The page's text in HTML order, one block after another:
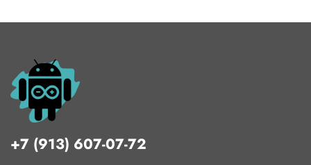
+7 (913) 607-07-72